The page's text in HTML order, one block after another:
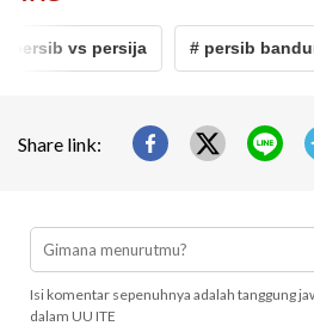
vs persija # persib
Share link:
Isi komentar sepenuhnya adalah tanggung
dalam UU ITE